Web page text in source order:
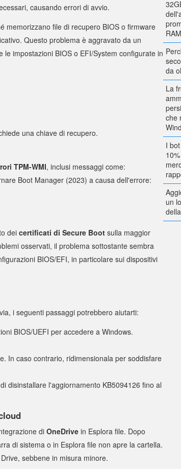
causando errori di avvio.
memorizzano file di recupero BIOS o firmware
Questo problema è aggravato da un
impostazioni BIOS o EFI/System configurate in
una chiave di recupero.
TPM-WMI, inclusi messaggi come:
Boot Manager (2023) a causa dell'errore:
dei certificati di Secure Boot sulla maggior
osservati, il problema sottostante sembra
BIOS/EFI, in particolare sui dispositivi
i seguenti passaggi potrebbero aiutarti:
BIOS/UEFI per accedere a Windows.
In caso contrario, ridimensionala per soddisfare
disinstallare l'aggiornamento KB5094126 fino al
di OneDrive in Esplora file. Dopo
di sistema o in Esplora file non apre la cartella.
sebbene in misura minore.
RAM
da
La
che
I
un